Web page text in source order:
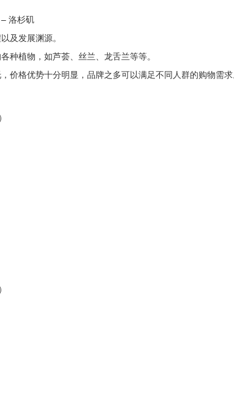
洛杉矶
及发展渊源。
种植物，如芦荟、丝兰、龙舌兰等等。
价格优势十分明显，品牌之多可以满足不同人群的购物需求